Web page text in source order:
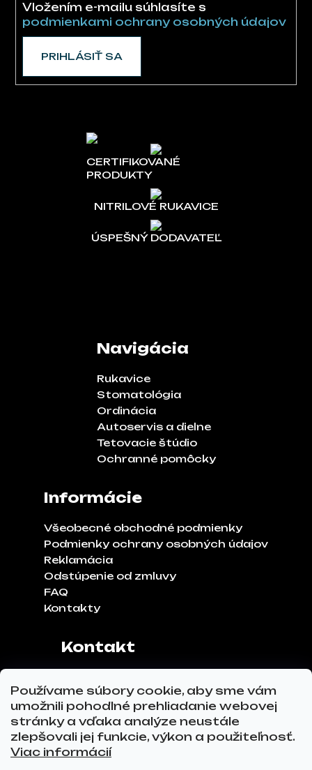
Používame súbory cookie, aby sme vám
umožnili pohodlné prehliadanie webovej
stránky a vďaka analýze neustále
zlepšovali jej funkcie, výkon a použiteľnosť.
Viac informácií
Vložením e-mailu súhlasíte s
podmienkami ochrany osobných údajov
PRIHLÁSIŤ SA
CERTIFIKOVANÉ
PRODUKTY
NITRILOVÉ RUKAVICE
ÚSPEŠNÝ DODAVATEĽ
Navigácia
Rukavice
Stomatológia
Ordinácia
Autoservis a dielne
Tetovacie štúdio
Ochranné pomôcky
Informácie
Všeobecné obchodné podmienky
Podmienky ochrany osobných údajov
Reklamácia
Odstúpenie od zmluvy
FAQ
Kontakty
Kontakt
Hviezdoslavov
Tel.č.:0911 271 302
Email:info@glovez.sk